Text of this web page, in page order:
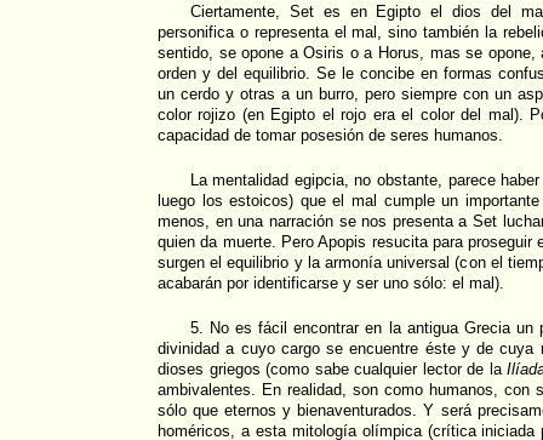
Ciertamente, Set es en Egipto el dios del
personifica o representa el mal, sino también la
sentido, se opone a Osiris o a Horus, mas se
orden y del equilibrio. Se le concibe en formas
un cerdo y otras a un burro, pero siempre con un
color rojizo (en Egipto el rojo era el color del mal).
capacidad de tomar posesión de seres humanos.
La mentalidad egipcia, no obstante, parece
luego los estoicos) que el mal cumple un
menos, en una narración se nos presenta a Set
quien da muerte. Pero Apopis resucita para
surgen el equilibrio y la armonía universal (con el
acabarán por identificarse y ser uno sólo: el mal).
5. No es fácil encontrar en la antigua Grecia un
divinidad a cuyo cargo se encuentre éste y de cuya
dioses griegos (como sabe cualquier lector de la
ambivalentes. En realidad, son como humanos, con
sólo que eternos y bienaventurados. Y será
homéricos, a esta mitología olímpica (crítica iniciada